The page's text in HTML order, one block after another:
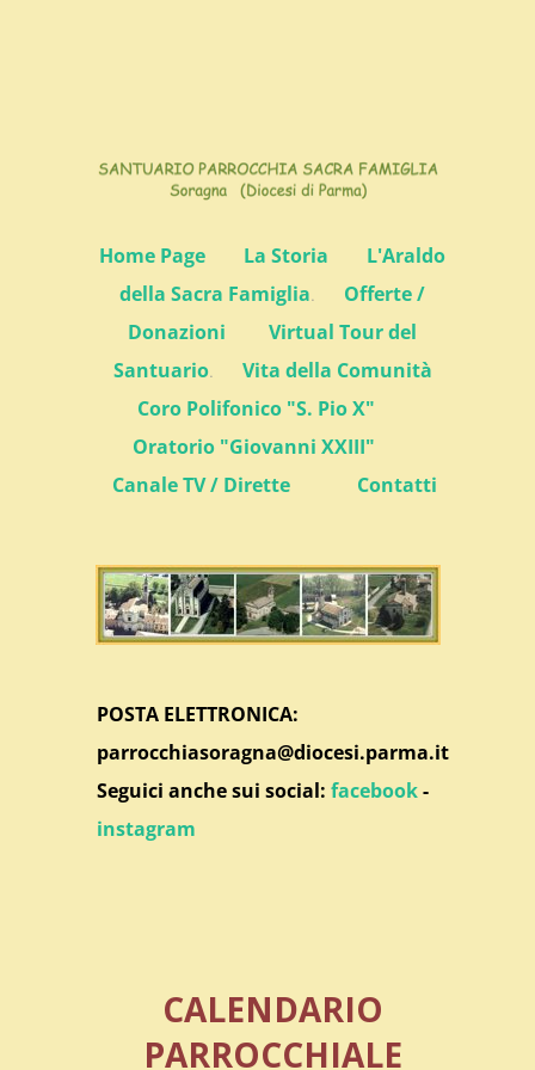
Home Page La Storia
L'Araldo
della Sacra Famiglia.
Offerte /
Donazioni
Virtual Tour del
Santuario.
Vita della Comunità
Coro Polifonico "S. Pio X"
Oratorio "Giovanni XXIII"
Canale TV / Dirette
Contatti
POSTA ELETTRONICA:
parrocchiasoragna@diocesi.parma.it
Seguici anche sui social: facebook-
instagram
CALENDARIO
PARROCCHIALE